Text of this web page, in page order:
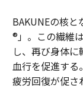
BAKUNEの核と
®」。この繊維
し、再び身体
血行を促進する
疲労回復が促さ